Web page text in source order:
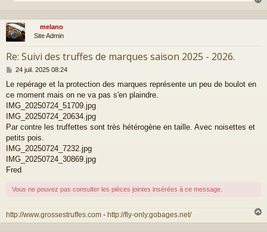
u
melano
Site Admin
Re: Suivi des truffes de marques saison 2025 - 2026.
M
s
s
a
g
24 juil. 2025 08:24
Le repérage et la protection des marques représente un peu de boulot en
ce moment mais on ne va pas s'en plaindre.
IMG_20250724_51709.jpg
IMG_20250724_20634.jpg
Par contre les truffettes sont très hétérogène en taille. Avec noisettes et
petits pois.
IMG_20250724_7232.jpg
IMG_20250724_30869.jpg
Fred
Vous ne pouvez pas consulter les pièces jointes insérées à ce message.
http://www.grossestruffes.com - http://fly-only.gobages.net/
a